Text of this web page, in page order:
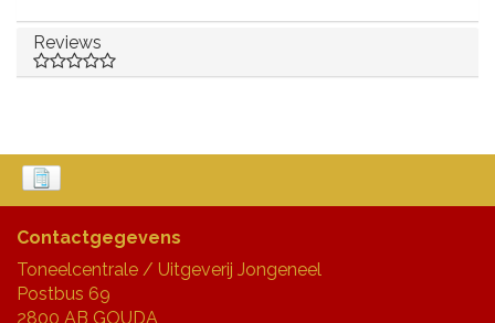
Reviews
Contactgegevens
Toneelcentrale / Uitgeverij Jongeneel
Postbus 69
2800 AB GOUDA